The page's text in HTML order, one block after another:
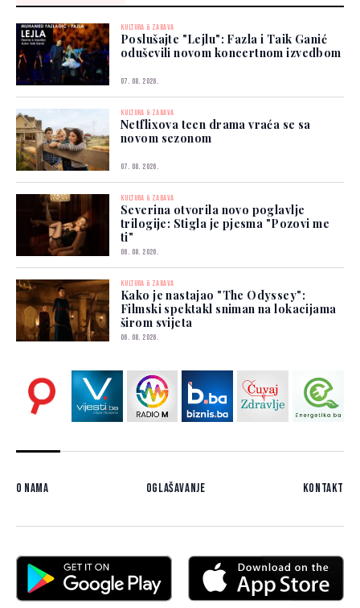
KULTURA & ZABAVA
Poslušajte "Lejlu": Fazla i Taik Ganić
oduševili novom koncertnom izvedbom
07. 08. 2026.
KULTURA & ZABAVA
Netflixova teen drama vraća se sa
novom sezonom
07. 08. 2026.
KULTURA & ZABAVA
Severina otvorila novo poglavlje
trilogije: Stigla je pjesma "Pozovi me
ti"
06. 08. 2026.
KULTURA & ZABAVA
Kako je nastajao "The Odyssey":
Filmski spektakl sniman na lokacijama
širom svijeta
06. 08. 2026.
O nama Oglašavanje Kontakt